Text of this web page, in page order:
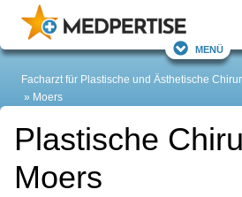
Menü
Facharzt für Plastische und Ästhetische
Moers
Plastische
Moers